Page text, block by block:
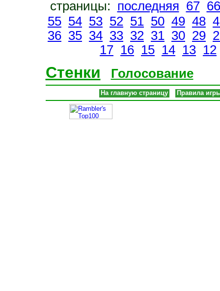
страницы: последняя 67 66
55 54 53 52 51 50 49 48
36 35 34 33 32 31 30 29
17 16 15 14 13 12
Стенки Голосование
На главную страницу Правила